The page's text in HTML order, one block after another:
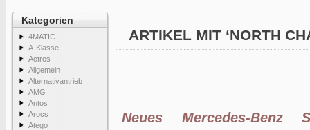
Kategorien
4MATIC
A-Klasse
Actros
Allgemein
Alternativantrieb
AMG
Antos
Arocs
Atego
ARTIKEL MIT ‘NORTH
Neues Mercedes-Benz